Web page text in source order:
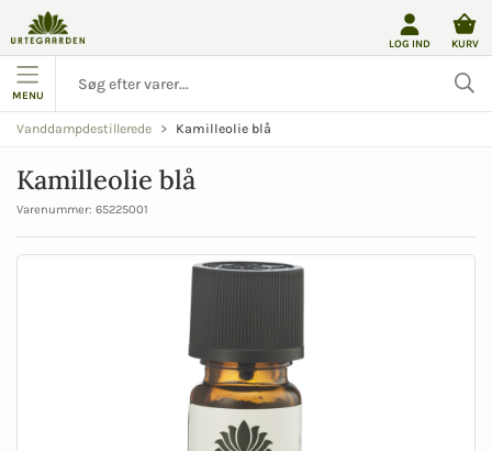
LOG IND KURV
MENU
Vanddampdestillerede Kamilleolie blå
Kamilleolie blå
Varenummer: 65225001